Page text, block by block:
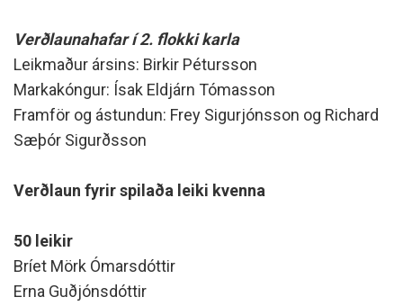
Verðlaunahafar í 2. flokki karla
Leikmaður ársins: Birkir Pétursson
Markakóngur: Ísak Eldjárn Tómasson
Framför og ástundun: Frey Sigurjónsson og Richard
Sæþór Sigurðsson
Verðlaun fyrir spilaða leiki kvenna
50 leikir
Bríet Mörk Ómarsdóttir
Erna Guðjónsdóttir